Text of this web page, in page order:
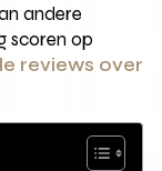
andere
scoren op
reviews over